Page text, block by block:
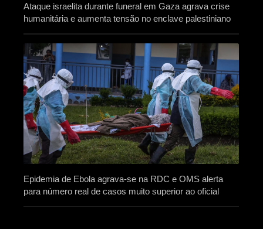
Ataque israelita durante funeral em Gaza agrava crise
humanitária e aumenta tensão no enclave palestiniano
Epidemia de Ebola agrava-se na RDC e OMS alerta
para número real de casos muito superior ao oficial